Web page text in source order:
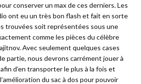
conserver un max de ces derniers. Les
ont eu un très bon flash et fait en sorte
trouvées soit représentées sous une
comme les pièces du célèbre
Avec seulement quelques cases
partie, nous devrons carrément jouer à
d’en transporter le plus à la fois et
du sac à dos pour pouvoir